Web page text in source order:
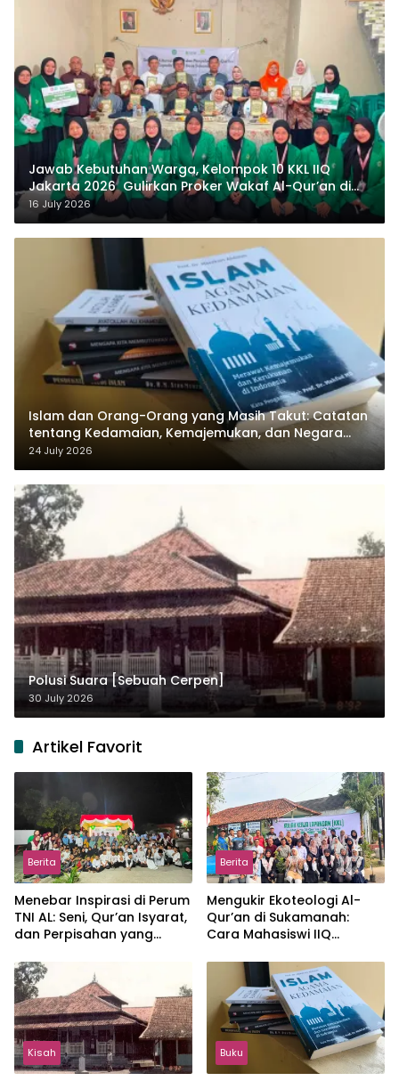
Jawab Kebutuhan Warga, Kelompok 10 KKL IIQ
Jakarta 2026 Gulirkan Proker Wakaf Al-Qur’an di
Sukamanah
16 July 2026
Islam dan Orang-Orang yang Masih Takut: Catatan
tentang Kedamaian, Kemajemukan, dan Negara
dalam Pemikiran Masykuri Abdillah
24 July 2026
Polusi Suara [Sebuah Cerpen]
30 July 2026
Artikel Favorit
Berita
Menebar Inspirasi di Perum
TNI AL: Seni, Qur’an Isyarat,
dan Perpisahan yang
Berita
Mengukir Ekoteologi Al-
Qur’an di Sukamanah:
Cara Mahasiswi IIQ
Jonggol
Kisah Buku